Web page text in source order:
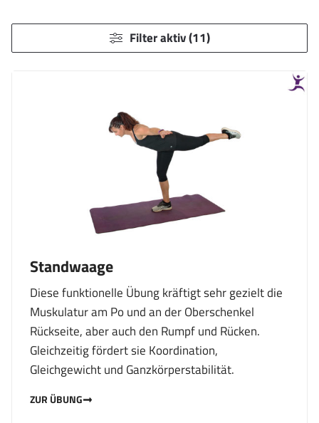
Filter aktiv (11)
Standwaage
Diese funktionelle Übung kräftigt sehr gezielt die
Muskulatur am Po und an der Oberschenkel
Rückseite, aber auch den Rumpf und Rücken.
Gleichzeitig fördert sie Koordination,
Gleichgewicht und Ganzkörperstabilität.
ZUR ÜBUNG